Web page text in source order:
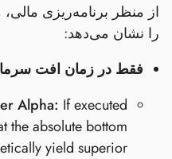
از منظر برنامه‌ریزی
را نشان می‌دهد:
فقط در زمان افت
Alpha: If executed
the absolute bottom
yield superior